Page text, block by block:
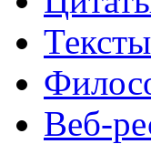
Веб-